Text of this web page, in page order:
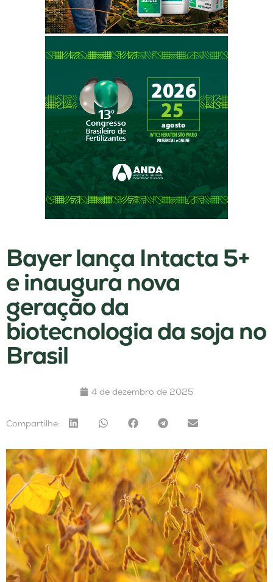
Bayer lança Intacta 5+
e inaugura nova
geração da
biotecnologia da soja no
Brasil
4 de dezembro de 2025
Compartilhe: